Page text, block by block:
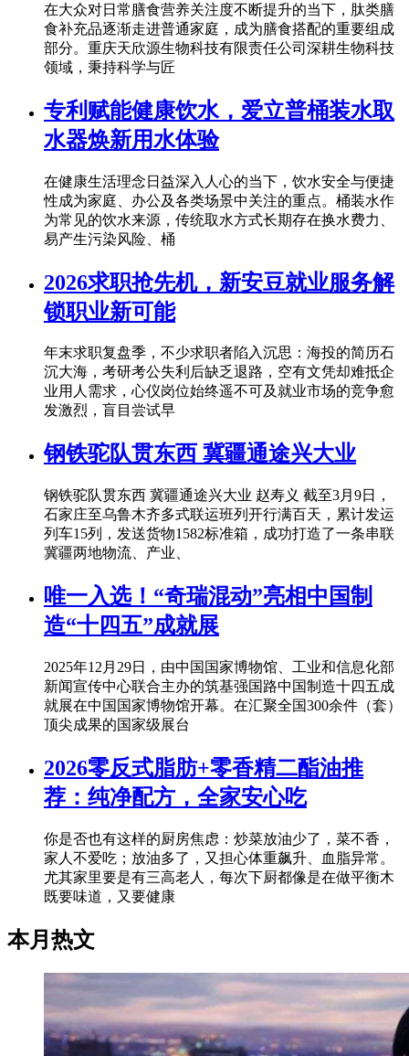
在大众对日常膳食营养关注度不断提升的当下，肽类膳
食补充品逐渐走进普通家庭，成为膳食搭配的重要组成
部分。重庆天欣源生物科技有限责任公司深耕生物科技
领域，秉持科学与匠
专利赋能健康饮水，爱立普桶装水取
水器焕新用水体验
在健康生活理念日益深入人心的当下，饮水安全与便捷
性成为家庭、办公及各类场景中关注的重点。桶装水作
为常见的饮水来源，传统取水方式长期存在换水费力、
易产生污染风险、桶
2026求职抢先机，新安豆就业服务解
锁职业新可能
年末求职复盘季，不少求职者陷入沉思：海投的简历石
沉大海，考研考公失利后缺乏退路，空有文凭却难抵企
业用人需求，心仪岗位始终遥不可及就业市场的竞争愈
发激烈，盲目尝试早
钢铁驼队贯东西 冀疆通途兴大业
钢铁驼队贯东西 冀疆通途兴大业 赵寿义 截至3月9日，
石家庄至乌鲁木齐多式联运班列开行满百天，累计发运
列车15列，发送货物1582标准箱，成功打造了一条串联
冀疆两地物流、产业、
唯一入选！“奇瑞混动”亮相中国制
造“十四五”成就展
2025年12月29日，由中国国家博物馆、工业和信息化部
新闻宣传中心联合主办的筑基强国路中国制造十四五成
就展在中国国家博物馆开幕。在汇聚全国300余件（套）
顶尖成果的国家级展台
2026零反式脂肪+零香精二酯油推
荐：纯净配方，全家安心吃
你是否也有这样的厨房焦虑：炒菜放油少了，菜不香，
家人不爱吃；放油多了，又担心体重飙升、血脂异常。
尤其家里要是有三高老人，每次下厨都像是在做平衡木
既要味道，又要健康
本月热文